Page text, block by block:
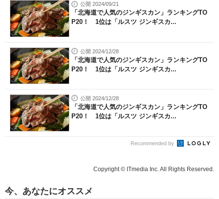
公開 2024/09/21
「北海道で人気のジンギスカン」ランキングTO
P20！ 1位は「ルスツ ジンギスカ...
公開 2024/12/28
「北海道で人気のジンギスカン」ランキングTO
P20！ 1位は「ルスツ ジンギスカ...
公開 2024/12/28
「北海道で人気のジンギスカン」ランキングTO
P20！ 1位は「ルスツ ジンギスカ...
Recommended by
Copyright © ITmedia Inc. All Rights Reserved.
今、あなたにオススメ